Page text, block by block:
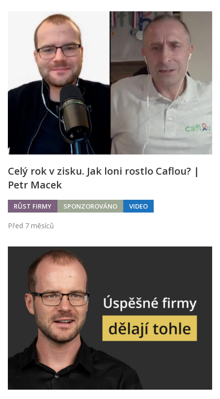
Celý rok v zisku. Jak loni rostlo Caflou? |
Petr Macek
RŮST FIRMY SPONZOROVÁNO VIDEO
Před 7 měsíců